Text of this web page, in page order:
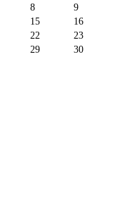
8
9
15
16
22
23
29
30